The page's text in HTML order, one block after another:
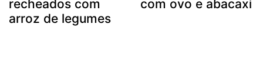
recheados com
arroz de legumes
com ovo e abacaxi